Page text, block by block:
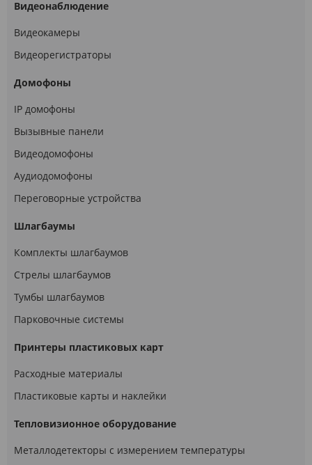
Видеонаблюдение
Видеокамеры
Видеорегистраторы
Домофоны
IP домофоны
Вызывные панели
Видеодомофоны
Аудиодомофоны
Переговорные устройства
Шлагбаумы
Комплекты шлагбаумов
Стрелы шлагбаумов
Тумбы шлагбаумов
Парковочные системы
Принтеры пластиковых карт
Расходные материалы
Пластиковые карты и наклейки
Тепловизионное оборудование
Металлодетекторы с измерением температуры